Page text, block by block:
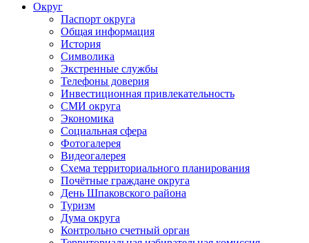
Округ
Паспорт округа
Общая информация
История
Символика
Экстренные службы
Телефоны доверия
Инвестиционная привлекательность
СМИ округа
Экономика
Социальная сфера
Фотогалерея
Видеогалерея
Схема территориального планирования
Почётные граждане округа
День Шпаковского района
Туризм
Дума округа
Контрольно счетный орган